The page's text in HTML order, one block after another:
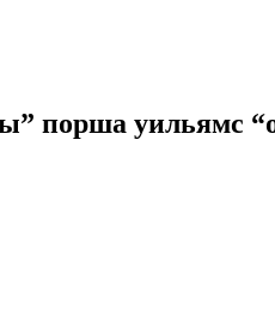
порша уильямс